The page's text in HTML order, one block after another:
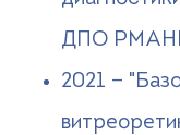
ДПО
2021 —